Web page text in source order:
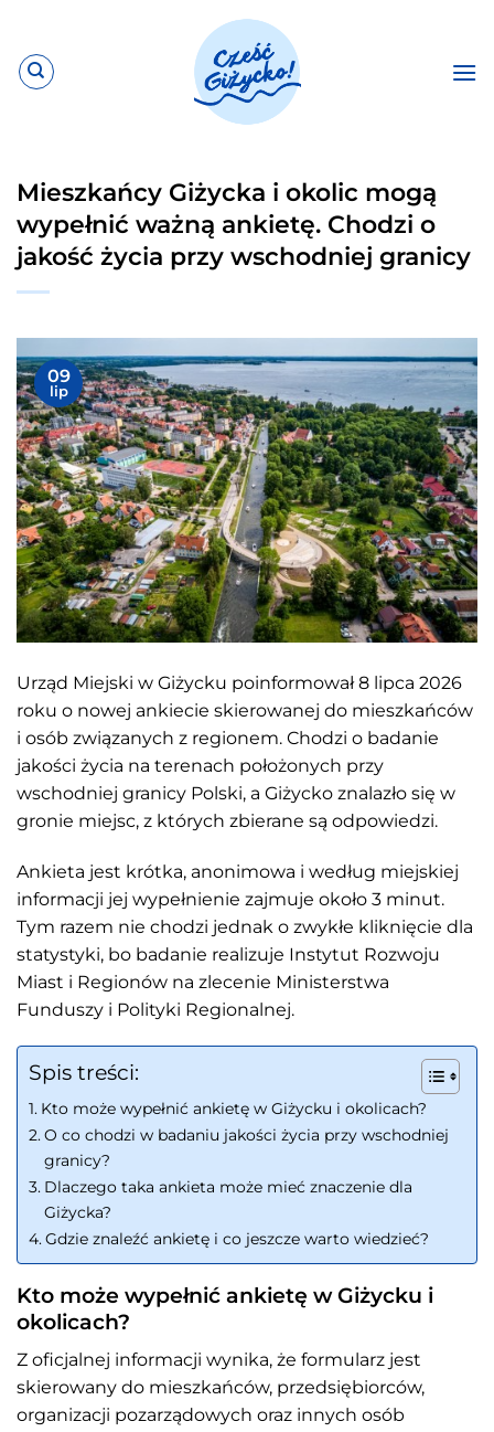
zawartości
Mieszkańcy Giżycka i okolic mogą
wypełnić ważną ankietę. Chodzi o
jakość życia przy wschodniej granicy
09
lip
Urząd Miejski w Giżycku poinformował 8 lipca 2026
roku o nowej ankiecie skierowanej do mieszkańców
i osób związanych z regionem. Chodzi o badanie
jakości życia na terenach położonych przy
wschodniej granicy Polski, a Giżycko znalazło się w
gronie miejsc, z których zbierane są odpowiedzi.
Ankieta jest krótka, anonimowa i według miejskiej
informacji jej wypełnienie zajmuje około 3 minut.
Tym razem nie chodzi jednak o zwykłe kliknięcie dla
statystyki, bo badanie realizuje Instytut Rozwoju
Miast i Regionów na zlecenie Ministerstwa
Funduszy i Polityki Regionalnej.
Spis treści:
Kto może wypełnić ankietę w Giżycku i okolicach?
O co chodzi w badaniu jakości życia przy wschodniej
granicy?
Dlaczego taka ankieta może mieć znaczenie dla
Giżycka?
Gdzie znaleźć ankietę i co jeszcze warto wiedzieć?
Kto może wypełnić ankietę w Giżycku i
okolicach?
Z oficjalnej informacji wynika, że formularz jest
skierowany do mieszkańców, przedsiębiorców,
organizacji pozarządowych oraz innych osób